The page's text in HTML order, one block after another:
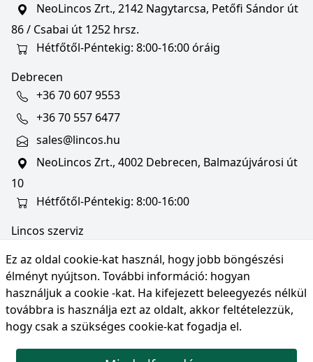
Ez az oldal cookie-kat használ, hogy jobb böngészési
élményt nyújtson. További információ: hogyan
használjuk a cookie -kat. Ha kifejezett beleegyezés nélkül
továbbra is használja ezt az oldalt, akkor feltételezzük,
hogy csak a szükséges cookie-kat fogadja el.
NeoLincos Zrt., 2142 Nagytarcsa, Petőfi Sándor út
86 / Csabai út 1252 hrsz.
Hétfőtől-Péntekig: 8:00-16:00 óráig
Debrecen
+36 70 607 9553
+36 70 557 6477
sales@lincos.hu
NeoLincos Zrt., 4002 Debrecen, Balmazújvárosi út
10
Hétfőtől-Péntekig: 8:00-16:00
Lincos szerviz
NeoLincos Zrt., 4002 Debrecen, Balmazújvárosi út
10
Nyitvatartás: hétfő-péntek 8:00-16:00